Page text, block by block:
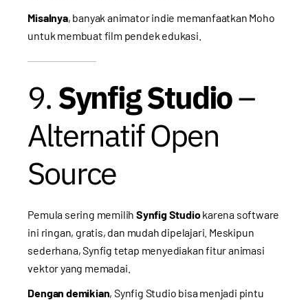
Misalnya, banyak animator indie memanfaatkan Moho
untuk membuat film pendek edukasi.
9. Synfig Studio–
Alternatif Open
Source
Pemula sering memilih Synfig Studiokarena software
ini ringan, gratis, dan mudah dipelajari. Meskipun
sederhana, Synfig tetap menyediakan fitur animasi
vektor yang memadai.
Dengan demikian, Synfig Studio bisa menjadi pintu